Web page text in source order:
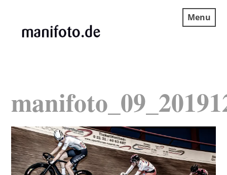
content
Menu